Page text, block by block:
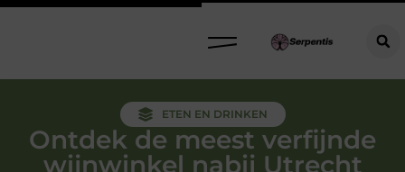
ETEN EN DRINKEN
Ontdek de meest verfijnde
wijnwinkel nabij Utrecht